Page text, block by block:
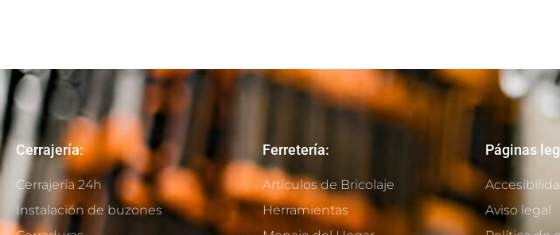
Cerrajería:
Cerrajería 24h
Instalación de buzones
Ferretería:
Artículos de Bricolaje
Herramientas
Páginas
Aviso legal